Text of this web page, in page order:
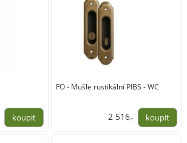
FO - Mušle rustikální PIBS - WC
2 516,-